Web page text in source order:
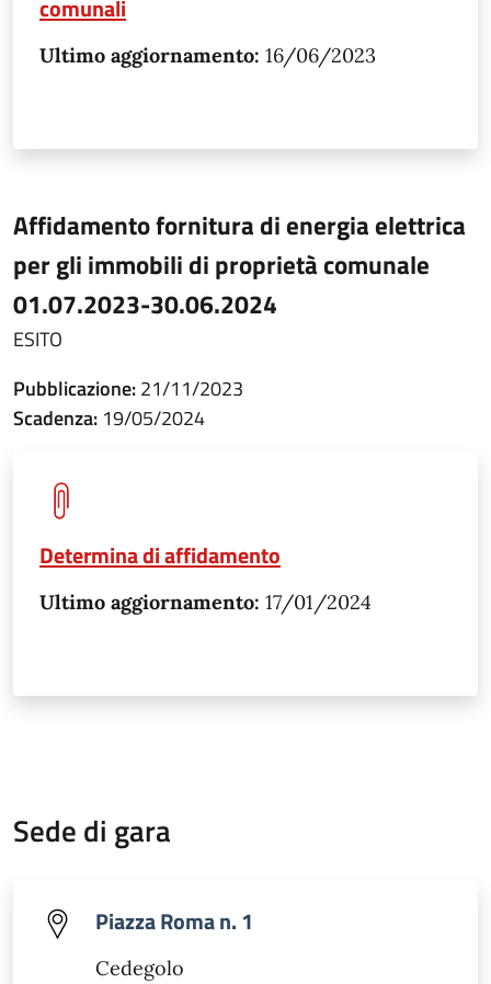
comunali
Ultimo aggiornamento: 16/06/2023
Affidamento fornitura di energia elettrica
per gli immobili di proprietà comunale
01.07.2023-30.06.2024
ESITO
Pubblicazione:21/11/2023
Scadenza: 19/05/2024
Determina di affidamento
Ultimo aggiornamento: 17/01/2024
Sede di gara
Piazza Roma n. 1
Cedegolo